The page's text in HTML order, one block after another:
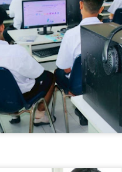
ะจำปีงบประมาณ พ.ศ.
4
“นพ.รุ่งเรือง” ชูวิสัยทัศน์
พลังงานไทย ผสานพลังง
นิวเคลียร์สู่โดนใจอนาคต
“นพ.รุ่งเรือง” ชูวิสัยทัศน์ SMR ขับเ
งงานสะอาด-ยกระดับเทคโนโลยีนิว
อุดรธานี – กระทรวงพลังงาน ผนึกก
จุฬาลงกรณ์มหาวิทยาลัย สทน. และ กฟ